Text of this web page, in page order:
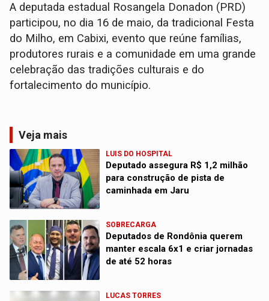
A deputada estadual Rosangela Donadon (PRD)
participou, no dia 16 de maio, da tradicional Festa
do Milho, em Cabixi, evento que reúne famílias,
produtores rurais e a comunidade em uma grande
celebração das tradições culturais e do
fortalecimento do município.
Veja mais
LUIS DO HOSPITAL
Deputado assegura R$ 1,2 milhão
para construção de pista de
caminhada em Jaru
SOBRECARGA
Deputados de Rondônia querem
manter escala 6x1 e criar jornadas
de até 52 horas
LUCAS TORRES